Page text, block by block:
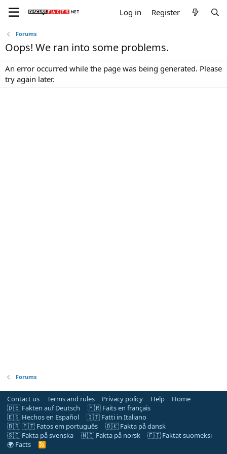
Log in Register
Forums
Oops! We ran into some problems.
An error occurred while the page was being generated. Please
try again later.
Forums
Contact us Terms and rules Privacy policy Help
Home
🇩🇪 Fakten auf Deutsch
🇫🇷 Faits en français
🇪🇸 Hechos en Español
🇮🇹 Fatti in Italiano
🇧🇷 🇵🇹 Fatos em português
🇩🇰 Fakta på dansk
🇸🇪 Fakta på svenska
🇳🇴 Fakta på norsk
🇫🇮 Faktat suomeksi
🌍 Facts
R